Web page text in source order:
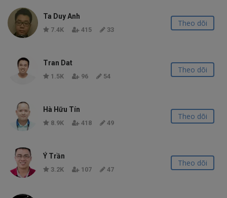
Ta Duy Anh
7.4K 415 33
Theo dõi
Tran Dat
1.5K 96 54
Theo dõi
Hà Hữu Tín
8.9K 418 49
Theo dõi
Ý Trần
3.2K 107 47
Theo dõi